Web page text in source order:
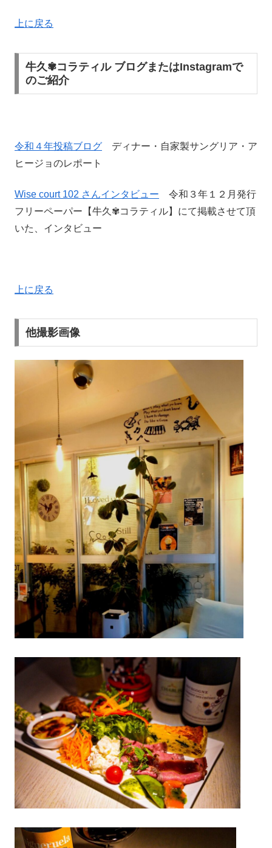
上に戻る
牛久✾コラティル ブログまたはInstagramで
のご紹介
令和４年投稿ブログ ディナー・自家製サングリア・ア
ヒージョのレポート
Wise court 102 さんインタビュー 令和３年１２月発行
フリーペーパー【牛久✾コラティル】にて掲載させて頂
いた、インタビュー
上に戻る
他撮影画像